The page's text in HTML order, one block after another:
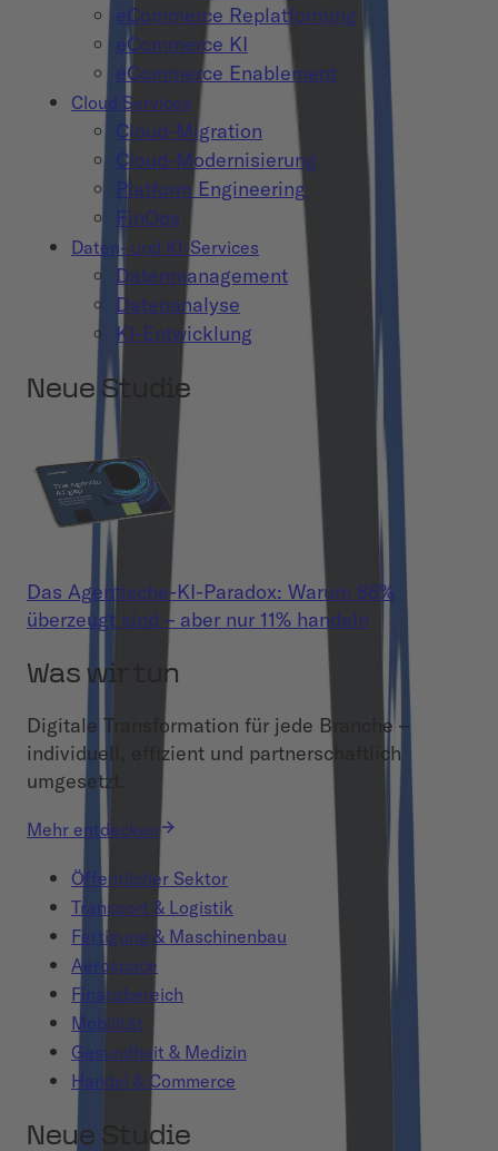
eCommerce Replatforming
eCommerce KI
eCommerce Enablement
Cloud Services
Cloud-Migration
Cloud-Modernisierung
Platform Engineering
FinOps
Daten- und KI-Services
Datenmanagement
Datenanalyse
KI-Entwicklung
Neue Studie
Das Agentische-KI-Paradox: Warum 86%
überzeugt sind – aber nur 11% handeln
Was wir tun
Digitale Transformation für jede Branche –
individuell, effizient und partnerschaftlich
umgesetzt.
Mehr entdecken
Öffentlicher Sektor
Transport & Logistik
Fertigung & Maschinenbau
Aerospace
Finanzbereich
Mobilität
Gesundheit & Medizin
Handel & Commerce
Neue Studie